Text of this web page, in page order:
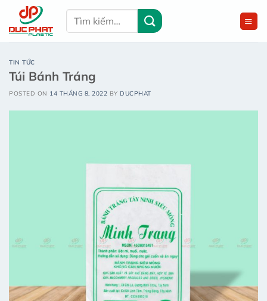
Chuyển
nội
Tìm
kiếm:
TIN TỨC
Túi Bánh Tráng
POSTED ON 14 THÁNG 8, 2022 BY DUCPHAT